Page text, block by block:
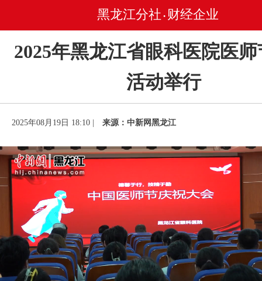
黑龙江分社 • 财经企业
2025年黑龙江省眼科医院医
活动举行
2025年08月19日 18:10 | 来源：中新网黑龙江